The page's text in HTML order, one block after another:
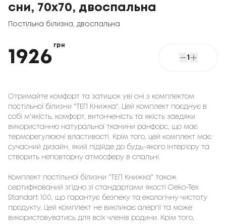
сни, 70x70, двоспальна
Постільна білизна двоспальна
1926
грн
1
Отримайте комфорт та затишок уві сні з комплектом
постільної білизни "ТЕП Книжка". Цей комплект поєднує в
собі м'якість, комфорт, витонченість та якість завдяки
використанню натуральної тканини ранфорс, що має
терморегулюючі властивості. Крім того, цей комплект має
сучасний дизайн, який підійде до будь-якого інтер'єру та
створить неповторну атмосферу в спальні.
Комплект постільної білизни "ТЕП Книжка" також
сертифікований згідно зі стандартами якості Oeko-Tex
Standart 100, що гарантує безпеку та екологічну чистоту
продукту. Цей комплект не викликає алергії та може
використовуватись для всіх членів родини. Крім того,